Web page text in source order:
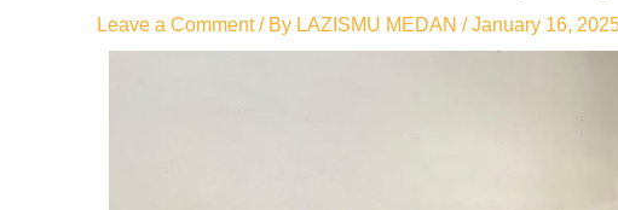
Leave a Comment / By LAZISMU MEDAN /January 16,